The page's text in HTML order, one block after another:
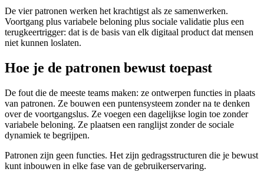
De vier patronen werken het krachtigst als ze samenwerken.
Voortgang plus variabele beloning plus sociale validatie plus een
terugkeertrigger: dat is de basis van elk digitaal product dat mensen
niet kunnen loslaten.
Hoe je de patronen bewust toepast
De fout die de meeste teams maken: ze ontwerpen functies in plaats
van patronen. Ze bouwen een puntensysteem zonder na te denken
over de voortgangslus. Ze voegen een dagelijkse login toe zonder
variabele beloning. Ze plaatsen een ranglijst zonder de sociale
dynamiek te begrijpen.
Patronen zijn geen functies. Het zijn gedragsstructuren die je bewust
kunt inbouwen in elke fase van de gebruikerservaring.